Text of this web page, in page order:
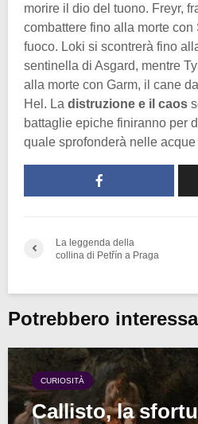
morire il dio del tuono. Freyr,
combattere fino alla morte con
fuoco. Loki si scontrerà fino
sentinella di Asgard, mentre
alla morte con Garm, il cane
Hel. La distruzione e il caos
battaglie epiche finiranno per
quale sprofonderà nelle acque
La leggenda della
collina di Petřín a Praga
Potrebbero
CURIOSITÀ
Callisto, la